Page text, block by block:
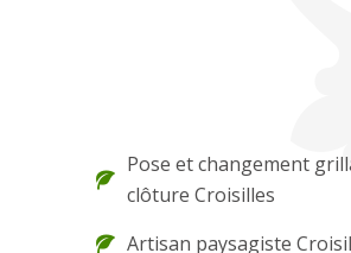
Pose et changement
clôture Croisilles
Artisan paysagiste